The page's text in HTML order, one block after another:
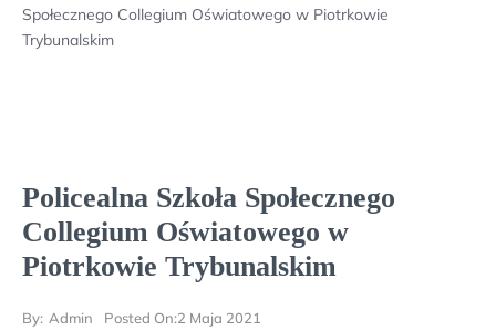
Społecznego Collegium Oświatowego w Piotrkowie
Trybunalskim
Policealna Szkoła Społecznego
Collegium Oświatowego w
Piotrkowie Trybunalskim
By: Admin Posted On:2 Maja 2021